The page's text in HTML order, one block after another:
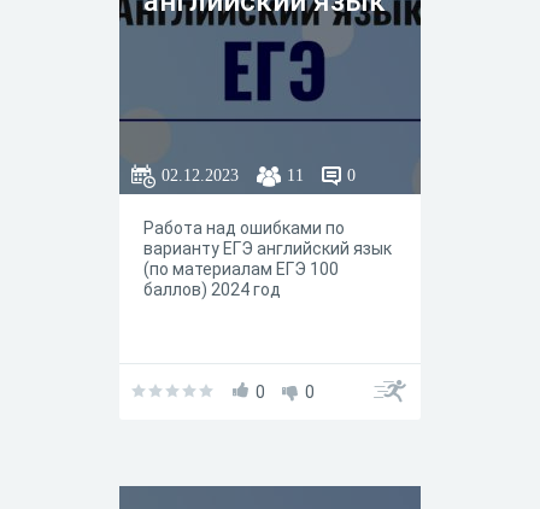
02.12.2023 11 0
Работа над ошибками по
варианту ЕГЭ английский язык
(по материалам ЕГЭ 100
баллов) 2024 год
0 0